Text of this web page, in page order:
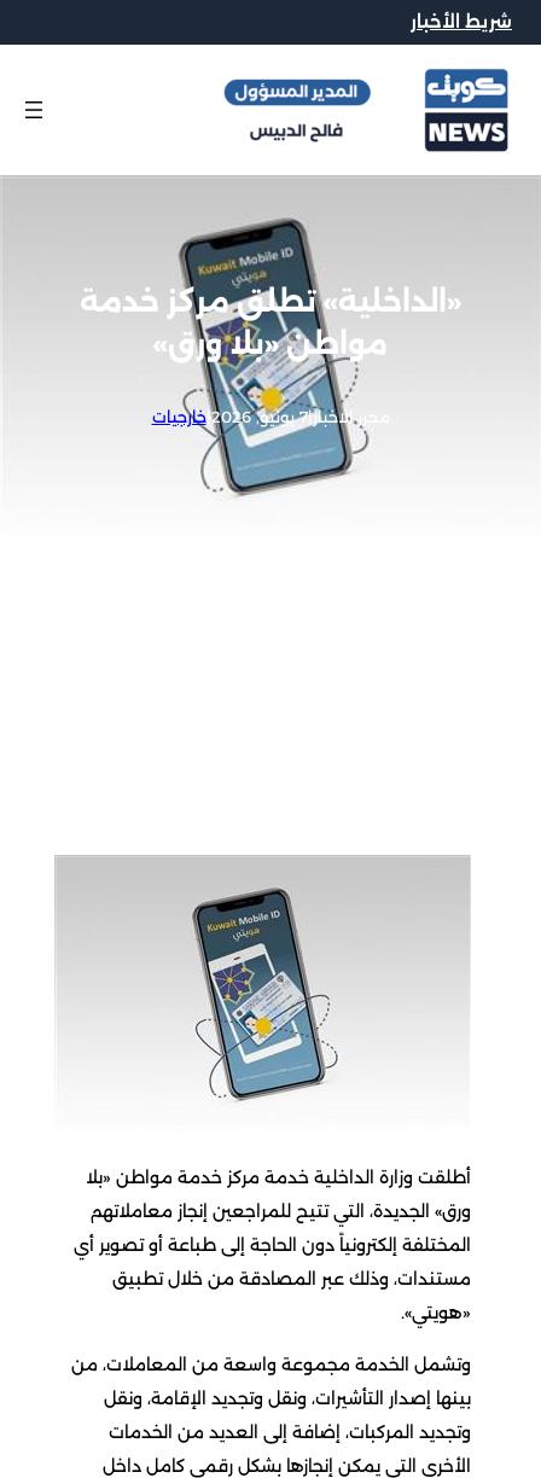
شريط الأخبار
«الداخلية» تطلق مركز خدمة
مواطن «بلا ورق»
محرر الاخبار|7 يونيو, 2026 |خارجيات
أطلقت وزارة الداخلية خدمة مركز خدمة مواطن «بلا
ورق» الجديدة، التي تتيح للمراجعين إنجاز معاملاتهم
المختلفة إلكترونياً دون الحاجة إلى طباعة أو تصوير أي
مستندات، وذلك عبر المصادقة من خلال تطبيق
«هويتي».
وتشمل الخدمة مجموعة واسعة من المعاملات، من
بينها إصدار التأشيرات، ونقل وتجديد الإقامة، ونقل
وتجديد المركبات، إضافة إلى العديد من الخدمات
الأخرى التي يمكن إنجازها بشكل رقمي كامل داخل